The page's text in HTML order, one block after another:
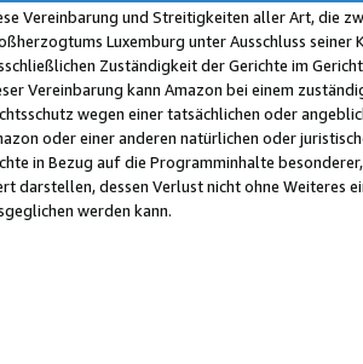
Vereinbarung und Streitigkeiten aller Art, die
Luxemburg unter Ausschluss
Zuständigkeit der Gerichte im
Vereinbarung kann Amazon bei einem
wegen einer tatsächlichen oder
oder einer anderen natürlichen oder
in Bezug auf die Programminhalte
darstellen, dessen Verlust nicht ohne Weiteres
werden kann.